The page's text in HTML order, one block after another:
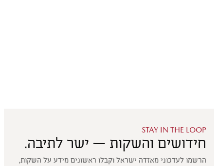
STAY IN THE LOOP
חידושים והשקות — ישר לתיבה.
הרשמו לעדכוני מאזדה ישראל וקבלו ראשונים מידע על השקות,